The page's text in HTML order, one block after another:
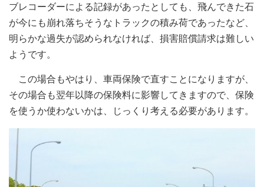
ブレコーダーによる記録があったとしても、飛んできた石
が今にも崩れ落ちそうなトラックの積み荷であったなど、
明らかな過失が認められなければ、損害賠償請求は難しい
ようです。
この場合もやはり、車両保険で直すことになりますが、
その場合も翌年以降の保険料に影響してきますので、保険
を使うか使わないかは、じっくり考える必要があります。